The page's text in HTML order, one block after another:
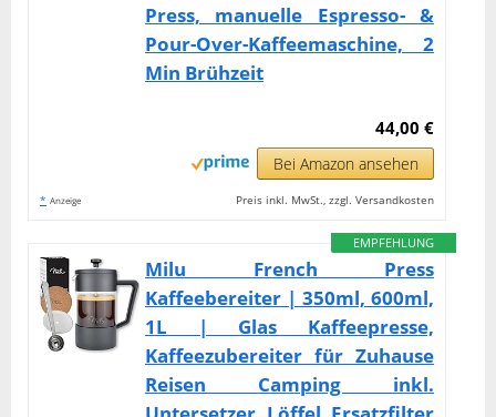
Press, manuelle Espresso- &
Pour-Over-Kaffeemaschine, 2
Min Brühzeit
44,00 €
Bei Amazon ansehen
* Anzeige Preis inkl. MwSt., zzgl. Versandkosten
EMPFEHLUNG
Milu French Press
Kaffeebereiter | 350ml, 600ml,
1L | Glas Kaffeepresse,
Kaffeezubereiter für Zuhause
Reisen Camping inkl.